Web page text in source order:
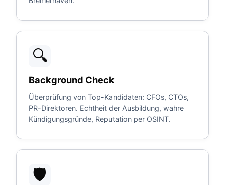
🔍
Background Check
Überprüfung von Top-Kandidaten: CFOs, CTOs,
PR-Direktoren. Echtheit der Ausbildung, wahre
Kündigungsgründe, Reputation per OSINT.
🛡️